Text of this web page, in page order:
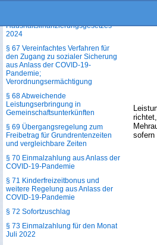
sofern
Haushaltsfinanzierungs­gesetzes
2024
§ 67 Vereinfachtes Verfahren für
den Zugang zu sozialer Sicherung
aus Anlass der COVID-19-
Pandemie;
Verordnungsermächtigung
§ 68 Abweichende
Leistungserbringung in
Gemeinschaftsunterkünften
§ 69 Übergangsregelung zum
Freibetrag für Grundrentenzeiten
und vergleichbare Zeiten
§ 70 Einmalzahlung aus Anlass der
COVID-19-Pandemie
§ 71 Kinderfreizeitbonus und
weitere Regelung aus Anlass der
COVID-19-Pandemie
§ 72 Sofortzuschlag
§ 73 Einmalzahlung für den Monat
Juli 2022